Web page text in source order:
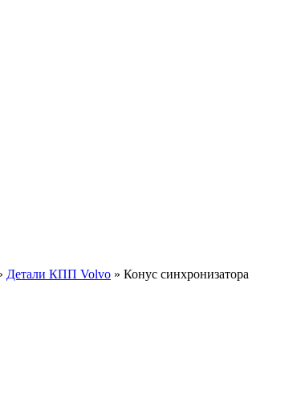
Детали КПП Volvo » Конус синхронизатора